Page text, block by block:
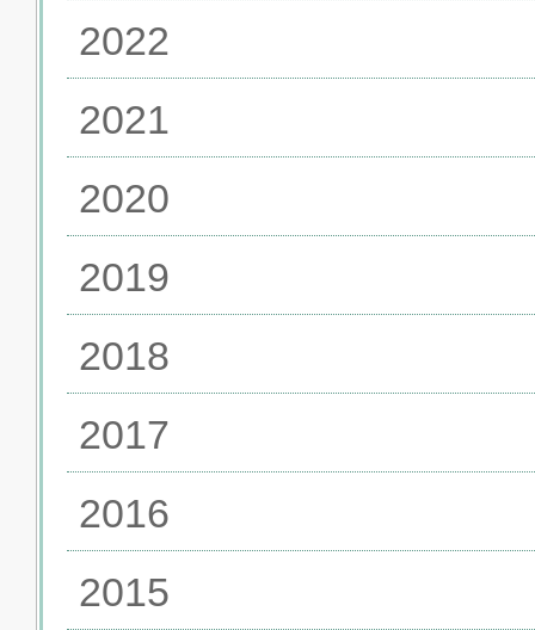
2022
2021
2020
2019
2018
2017
2016
2015